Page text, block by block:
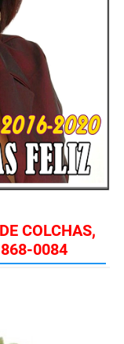
COLCHAS,
0084